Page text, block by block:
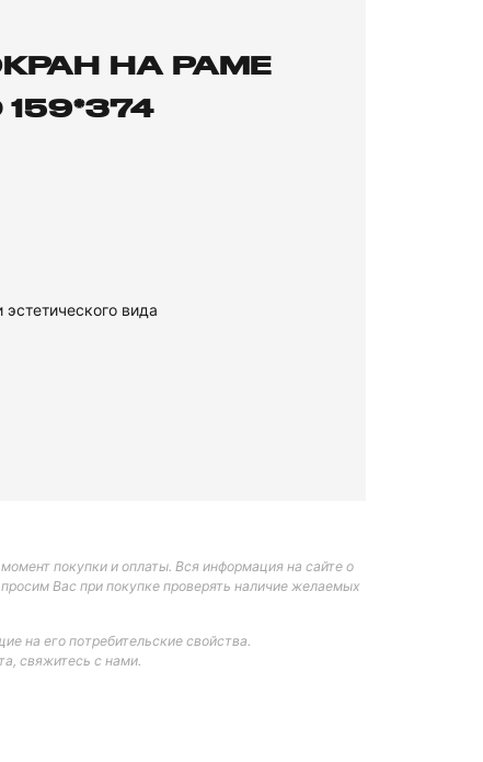
НА РАМЕ
159*374
вида
покупки и оплаты. Вся информация на сайте о
Вас при покупке проверять наличие желаемых
на его потребительские свойства.
свяжитесь с нами.